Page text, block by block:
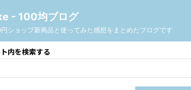
- 100均ブログ
ショップ新商品と使ってみた感想をまとめたブログです
内を検索する